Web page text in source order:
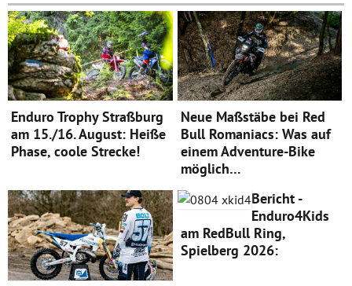
Enduro Trophy Straßburg
am 15./16. August: Heiße
Phase, coole Strecke!
Neue Maßstäbe bei Red
Bull Romaniacs: Was auf
einem Adventure-Bike
möglich…
Bericht -
Enduro4Kids
am RedBull Ring,
Spielberg 2026: